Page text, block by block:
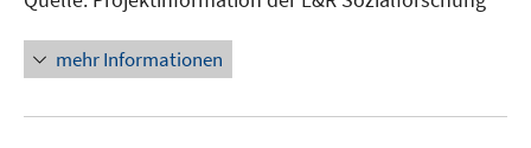
mehr Informationen